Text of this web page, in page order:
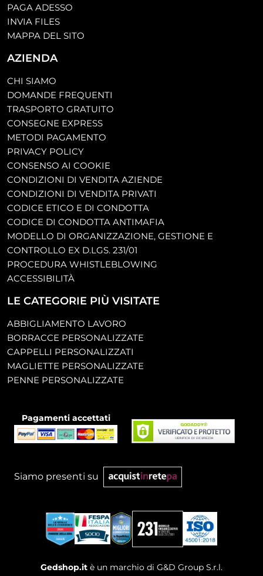
PAGA ADESSO
INVIA FILES
MAPPA DEL SITO
AZIENDA
CHI SIAMO
DOMANDE FREQUENTI
TRASPORTO GRATUITO
CONSEGNE EXPRESS
METODI PAGAMENTO
PRIVACY POLICY
CONSENSO AI COOKIE
CONDIZIONI DI VENDITA AZIENDE
CONDIZIONI DI VENDITA PRIVATI
CODICE ETICO E DI CONDOTTA
CODICE DI CONDOTTA ANTIMAFIA
MODELLO DI ORGANIZZAZIONE, GESTIONE E
CONTROLLO EX D.LGS. 231/01
PROCEDURA WHISTLEBLOWING
ACCESSIBILITÀ
LE CATEGORIE PIÙ VISITATE
ABBIGLIAMENTO LAVORO
BORRACCE PERSONALIZZATE
CAPPELLI PERSONALIZZATI
MAGLIETTE PERSONALIZZATE
PENNE PERSONALIZZATE
Pagamenti accettati
Siamo presenti su
Gedshop.it è un marchio di G&D Group S.r.l.